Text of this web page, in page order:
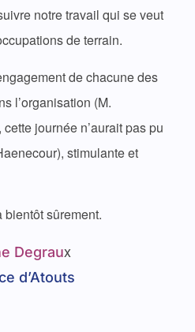
notre travail qui se veut
de terrain.
de chacune des
l’organisation (M.
journée n’aurait pas pu
stimulante et
bientôt sûrement.
Degraux
d’Atouts